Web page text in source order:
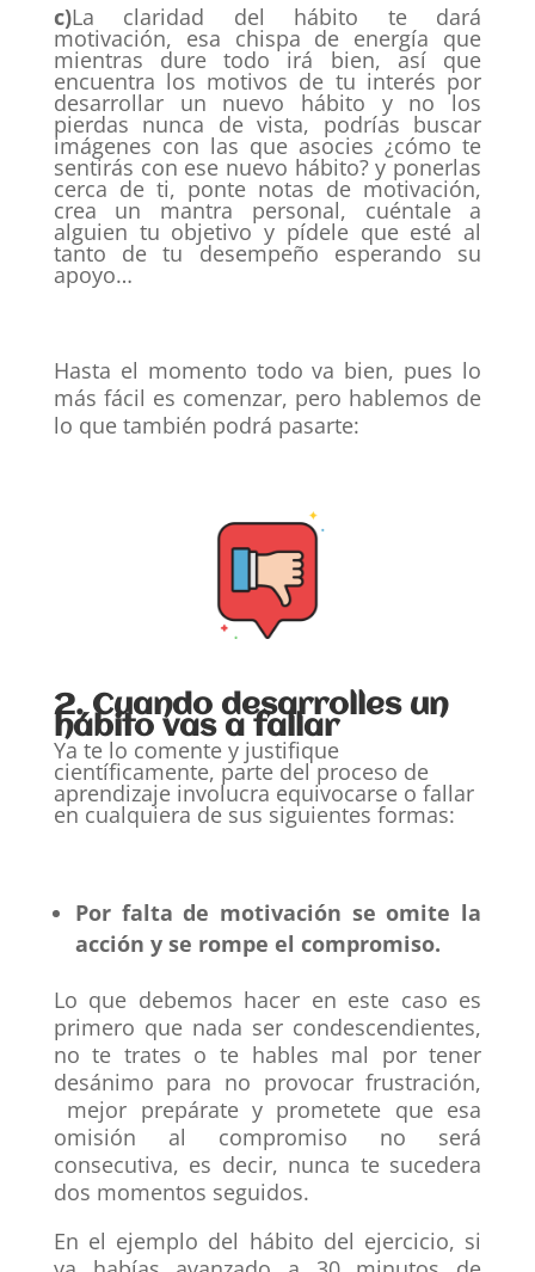
c)La claridad del hábito te dará
motivación, esa chispa de energía que
mientras dure todo irá bien, así que
encuentra los motivos de tu interés por
desarrollar un nuevo hábito y no los
pierdas nunca de vista, podrías buscar
imágenes con las que asocies ¿cómo te
sentirás con ese nuevo hábito? y ponerlas
cerca de ti, ponte notas de motivación,
crea un mantra personal, cuéntale a
alguien tu objetivo y pídele que esté al
tanto de tu desempeño esperando su
apoyo…
Hasta el momento todo va bien, pues lo
más fácil es comenzar, pero hablemos de
lo que también podrá pasarte:
2. Cuando desarrolles un
hábito vas a fallar
Ya te lo comente y justifique
científicamente, parte del proceso de
aprendizaje involucra equivocarse o fallar
en cualquiera de sus siguientes formas:
Por falta de motivación se omite la
acción y se rompe el compromiso.
Lo que debemos hacer en este caso es
primero que nada ser condescendientes,
no te trates o te hables mal por tener
desánimo para no provocar frustración,
mejor prepárate y prometete que esa
omisión al compromiso no será
consecutiva, es decir, nunca te sucedera
dos momentos seguidos.
En el ejemplo del hábito del ejercicio, si